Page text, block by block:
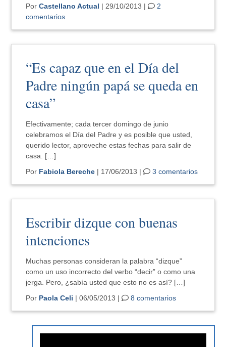
PorCastellano Actual | 29/10/2013 |
2
comentarios
“Es capaz que en el Día del
Padre ningún papá se queda en
casa”
Efectivamente; cada tercer domingo de junio
celebramos el Día del Padre y es posible que usted,
querido lector, aproveche estas fechas para salir de
casa. […]
Por Fabiola Bereche | 17/06/2013 | 3 comentarios
Escribir dizque con buenas
intenciones
Muchas personas consideran la palabra “dizque”
como un uso incorrecto del verbo “decir” o como una
jerga. Pero, ¿sabía usted que esto no es así? […]
Por Paola Celi | 06/05/2013 | 8 comentarios